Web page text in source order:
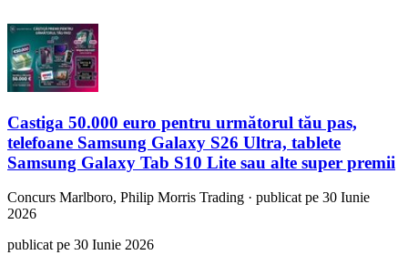
Castiga 50.000 euro pentru următorul tău pas,
telefoane Samsung Galaxy S26 Ultra, tablete
Samsung Galaxy Tab S10 Lite sau alte super premii
Concurs Marlboro, Philip Morris Trading · publicat pe 30 Iunie
2026
publicat pe 30 Iunie 2026